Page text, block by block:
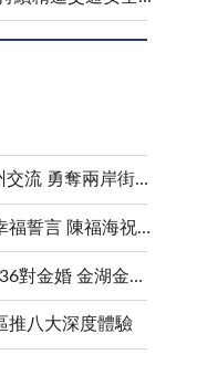
KDC金門流行舞蹈團赴福州交流 勇奪兩岸街舞賽三等獎
金鑽婚夫妻重披婚紗 重溫幸福誓言 陳福海祝福牽手半世紀 情深相守成典範
5對白金婚、11對鑽石婚、36對金婚 金湖金沙夫妻共享榮耀時刻 陳福海表揚金鑽婚夫妻 向半世紀相守家庭典範致敬
推八大深度體驗